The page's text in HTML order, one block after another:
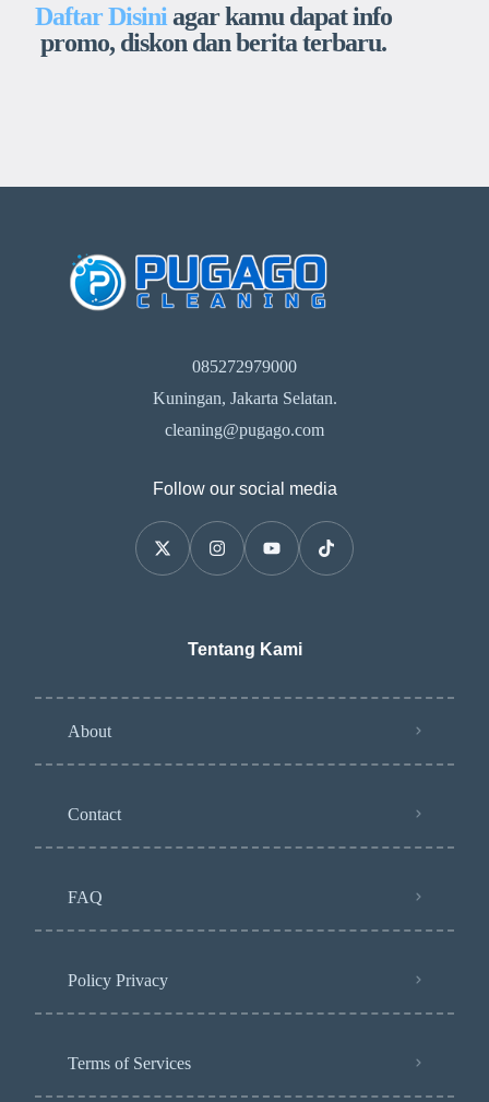
Daftar Disini agar kamu dapat info
promo, diskon dan berita terbaru.
085272979000
Kuningan, Jakarta Selatan.
cleaning@pugago.com
Follow our social media
Tentang Kami
About
Contact
FAQ
Policy Privacy
Terms of Services